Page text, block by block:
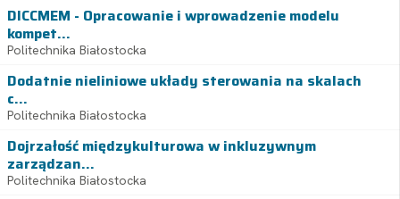
DICCMEM - Opracowanie i wprowadzenie modelu
kompet...
Politechnika Białostocka
Dodatnie nieliniowe układy sterowania na skalach
c...
Politechnika Białostocka
Dojrzałość międzykulturowa w inkluzywnym
zarządzan...
Politechnika Białostocka